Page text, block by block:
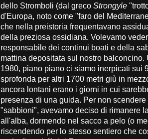
dello Stromboli (dal greco Strongyle
d'Europa, noto come "faro del
che nella preistoria frequentavano
della preziosa ossidiana. Volevamo
responsabile dei continui boati e della
mattina depositata sul nostro
1980, piano piano ci siamo inerpicati sui
sprofonda per altri 1700 metri giù in
ancora lontani erano i giorni in cui
presenza di una guida. Per non
"sabbioni", avevamo deciso di rimanere
all'alba, dormendo nel sacco a pelo (o
riscendendo per lo stesso sentiero che